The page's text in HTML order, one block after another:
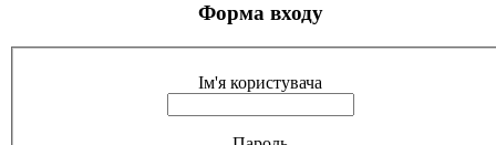
Форма входу
Ім'я користувача